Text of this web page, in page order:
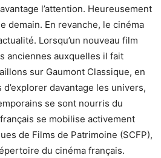
l’attention. Heureusement
demain. En revanche, le cinéma
Lorsqu’un nouveau film
anciennes auxquelles il fait
sur Gaumont Classique, en
davantage les univers,
se sont nourris du
se mobilise activement
de Films de Patrimoine (SCFP),
du cinéma français.